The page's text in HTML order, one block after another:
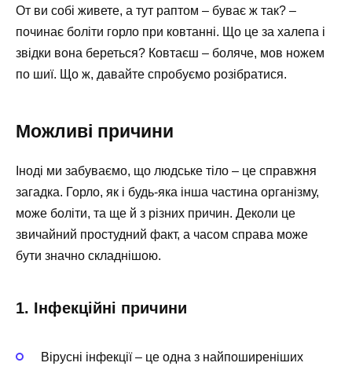
От ви собі живете, а тут раптом – буває ж так? –
починає боліти горло при ковтанні. Що це за халепа і
звідки вона береться? Ковтаєш – боляче, мов ножем
по шиї. Що ж, давайте спробуємо розібратися.
Можливі причини
Іноді ми забуваємо, що людське тіло – це справжня
загадка. Горло, як і будь-яка інша частина організму,
може боліти, та ще й з різних причин. Деколи це
звичайний простудний факт, а часом справа може
бути значно складнішою.
1. Інфекційні причини
Вірусні інфекції – це одна з найпоширеніших